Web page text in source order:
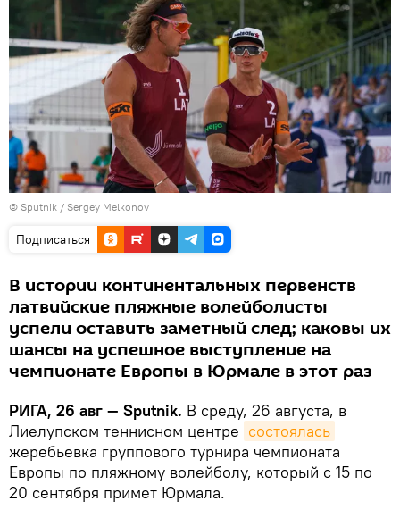
© Sputnik / Sergey Melkonov
Подписаться
В истории континентальных первенств
латвийские пляжные волейболисты
успели оставить заметный след; каковы их
шансы на успешное выступление на
чемпионате Европы в Юрмале в этот раз
РИГА, 26 авг — Sputnik. В среду, 26 августа, в
Лиелупском теннисном центре состоялась
жеребьевка группового турнира чемпионата
Европы по пляжному волейболу, который с 15 по
20 сентября примет Юрмала.